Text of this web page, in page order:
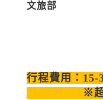
文旅部
行程費用： 15-
※超過30